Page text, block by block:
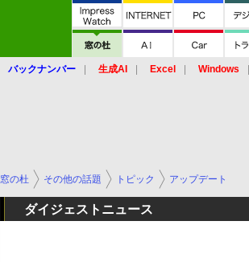
バックナンバー 生成AI Excel Windows
窓の杜 その他の話題 トピック アップデート
ダイジェストニュース